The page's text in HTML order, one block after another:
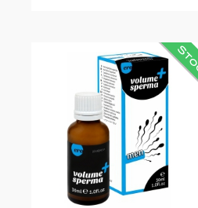
Picături concentrate pentru
mărirea cantității de lichid
seminal și susținerea vitalității
reproductive. Dozaj clar: 30
picături de două ori pe zi,
consecință vizibil în timp; soluție
lichidă cu L‑Arginină și gluconat
de zinc. Flacon practic,
transparent, ușor de integrat în
rutină zilnică pentru efecte
predictibile.